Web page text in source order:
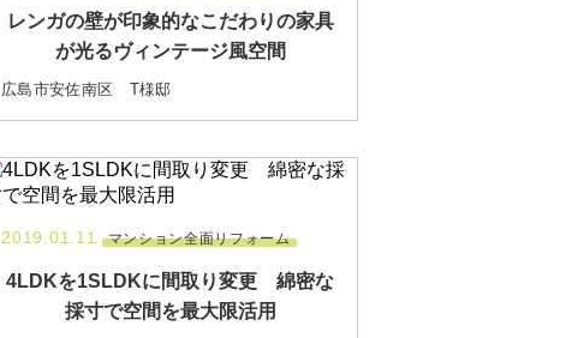
レンガの壁が印象的なこだわりの家具
が光るヴィンテージ風空間
広島市安佐南区 T様邸
2019.01.11 マンション全面リフォーム
4LDKを1SLDKに間取り変更 綿密な
採寸で空間を最大限活用